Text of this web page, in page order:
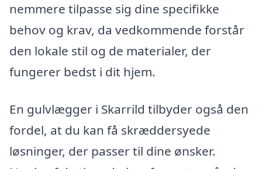
nemmere tilpasse sig dine specifikke
behov og krav, da vedkommende forstår
den lokale stil og de materialer, der
fungerer bedst i dit hjem.
En gulvlægger i Skarrild tilbyder også den
fordel, at du kan få skræddersyede
løsninger, der passer til dine ønsker.